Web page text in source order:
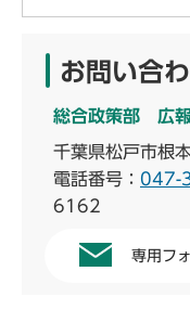
お問い合
総合政策部 広報
千葉県松戸市根
電話番号： 047-
6162
専用フ